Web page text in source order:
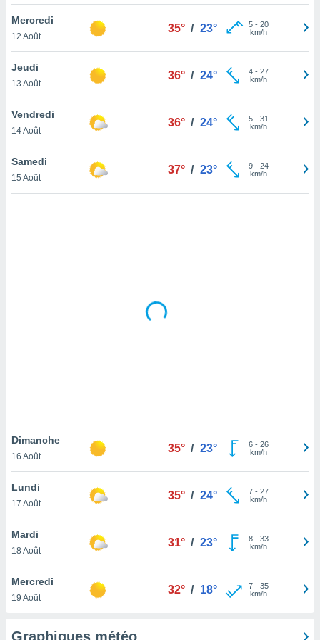
votre
à
en
le
notre
que
et que
Mercredi
12 Août
35° / 23° 5- 20
km/h
Jeudi
13 Août
36° / 24° 4- 27
km/h
Vendredi
14 Août
36° / 24° 5- 31
km/h
Samedi
15 Août
37° / 23° 9- 24
km/h
Dimanche
16 Août
35° / 23° 6- 26
km/h
Lundi
17 Août
35° / 24° 7- 27
km/h
Mardi
18 Août
31° / 23° 8- 33
km/h
Mercredi
19 Août
32° / 18° 7- 35
km/h
Graphiques météo